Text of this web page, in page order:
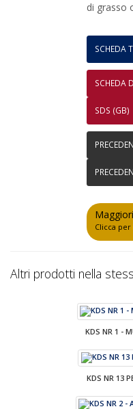
di grasso
SCHEDA
SCHEDA
SDS (GB)
Clicca
Altri prodotti nella
KDS NR 1 -
KDS NR 13